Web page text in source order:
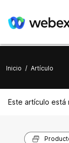
Inicio / Artículo
Este artículo está